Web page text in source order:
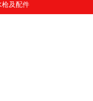
枪及配件